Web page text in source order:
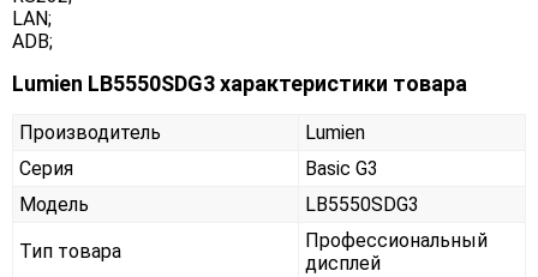
LAN;
ADB;
Lumien LB5550SDG3 характеристики товара
Производитель
Lumien
Серия
Basic G3
Модель
LB5550SDG3
Тип товара
Профессиональный
дисплей